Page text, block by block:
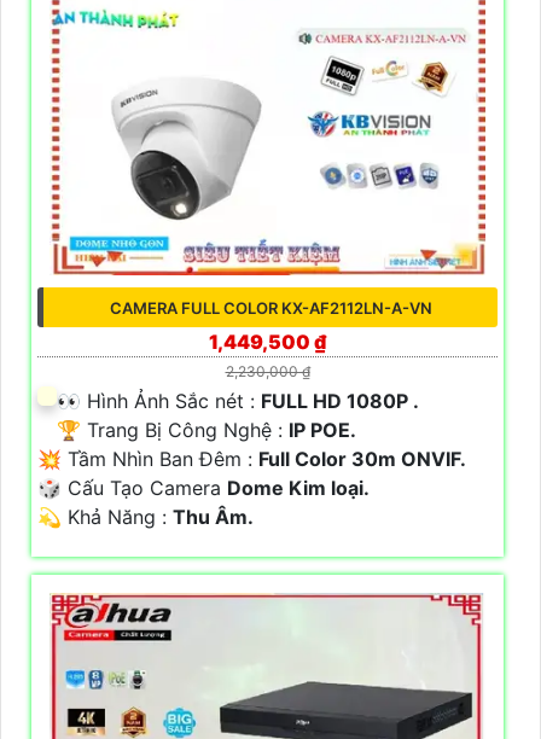
CAMERA FULL COLOR KX-AF2112LN-A-VN
1,449,500 ₫
2,230,000 ₫
️👀 Hình Ảnh Sắc nét : FULL HD 1080P .
🏆 Trang Bị Công Nghệ : IP POE.
💥 Tầm Nhìn Ban Đêm : Full Color 30m ONVIF.
🎲 Cấu Tạo Camera Dome Kim loại.
️💫 Khả Năng : Thu Âm.